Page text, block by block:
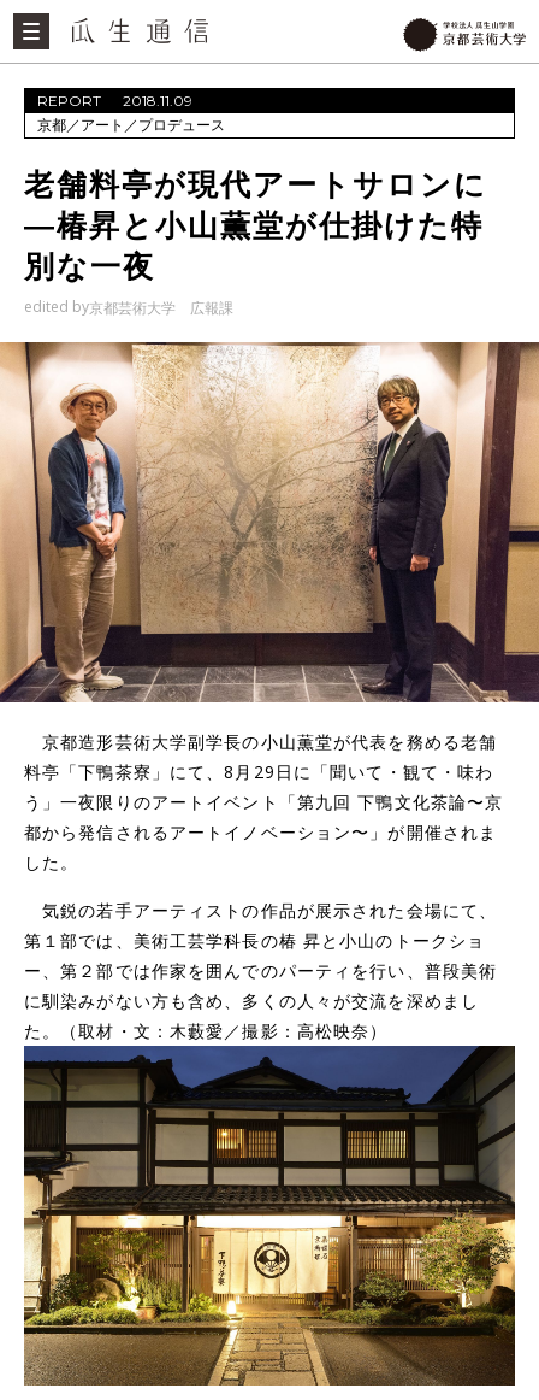
REPORT 2018.11.09
京都／アート ／プロデュース
老舗料亭が現代アートサロンに
―椿昇と小山薫堂が仕掛けた特
別な一夜
edited by京都芸術大学 広報課
京都造形芸術大学副学長の小山薫堂が代表を務める老舗
料亭「下鴨茶寮」にて、8月29日に「聞いて・観て・味わ
う」一夜限りのアートイベント「第九回 下鴨文化茶論〜京
都から発信されるアートイノベーション〜」が開催されま
した。
気鋭の若手アーティストの作品が展示された会場にて、
第１部では、美術工芸学科長の椿 昇と小山のトークショ
ー、第２部では作家を囲んでのパーティを行い、普段美術
に馴染みがない方も含め、多くの人々が交流を深めまし
た。（取材・文：木藪愛／撮影：高松映奈）